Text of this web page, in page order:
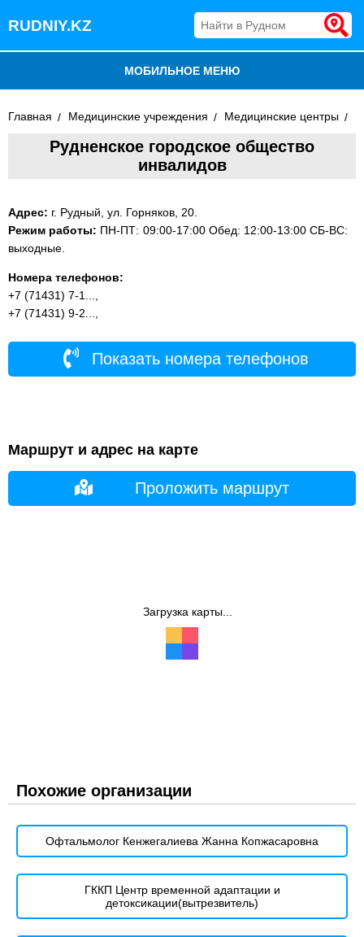
RUDNIY.KZ
МОБИЛЬНОЕ МЕНЮ
ВСЕ ОРГАНИЗАЦИИ
Главная Медицинские учреждения Медицинские центры
Рудненское городское общество
инвалидов
Адрес: г. Рудный, ул. Горняков, 20.
Режим работы: ПН-ПТ: 09:00-17:00 Обед: 12:00-13:00 СБ-ВС:
выходные.
Номера телефонов:
+7 (71431) 7-1...,
+7 (71431) 9-2...,
Показать номера телефонов
Маршрут и адрес на карте
Проложить маршрут
Загрузка карты...
Похожие организации
Офтальмолог Кенжегалиева Жанна Копжасаровна
ГККП Центр временной адаптации и
детоксикации(вытрезвитель)